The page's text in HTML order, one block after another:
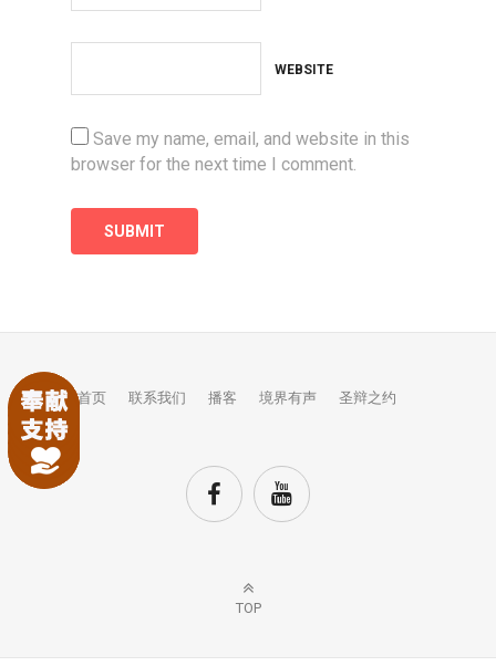
WEBSITE
Save my name, email, and website in this
browser for the next time I comment.
首页 联系我们 播客 境界有声 圣辩之约
TOP